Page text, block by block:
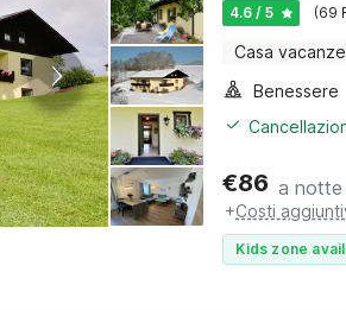
4.6 / 5 (69
Casa vacanze
Benessere
€86 a notte
+Costi
Kids zone